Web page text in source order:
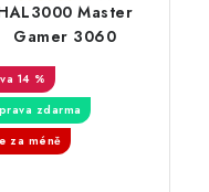
Master
Gamer 3060
14 %
zdarma
za méně